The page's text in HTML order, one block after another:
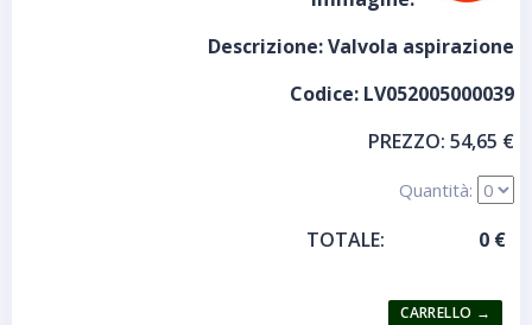
Descrizione:Valvola aspirazione
Codice: LV052005000039
PREZZO: 54,65 €
Quantità:
TOTALE: